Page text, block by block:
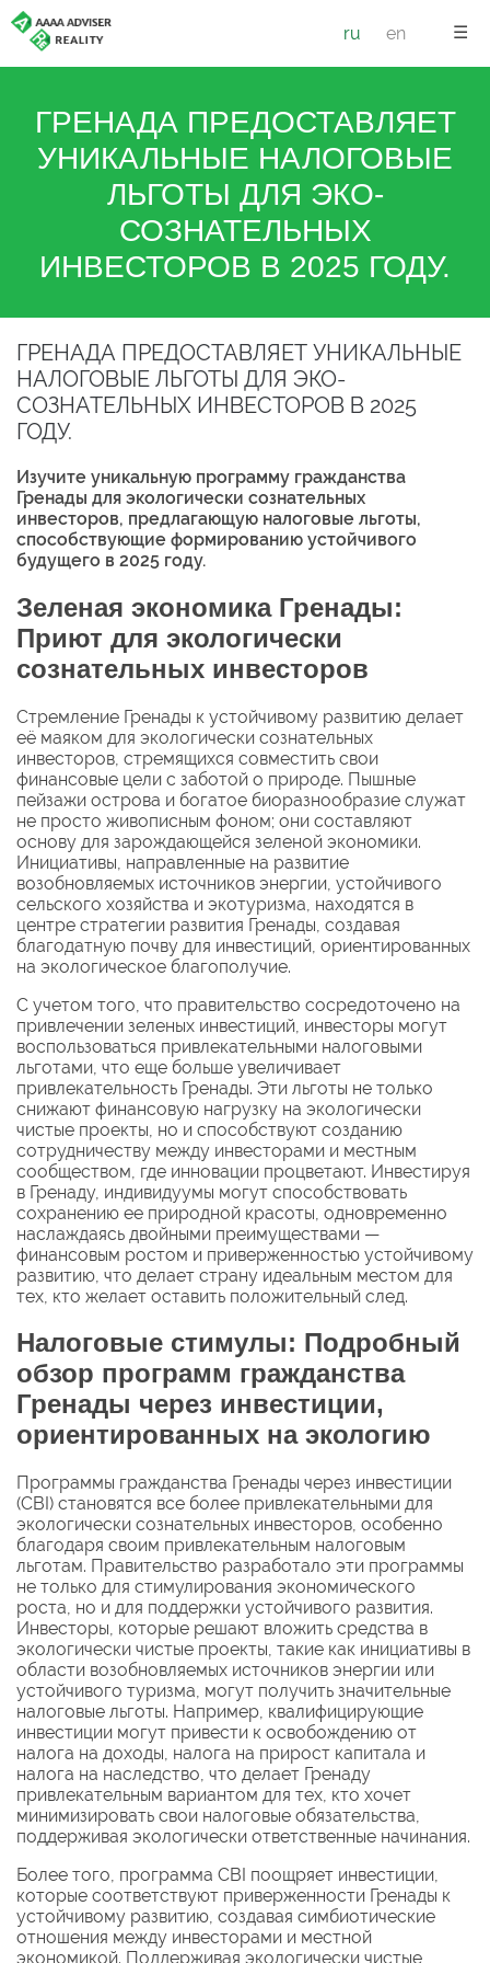
☰
ru en
ГРЕНАДА ПРЕДОСТАВЛЯЕТ
УНИКАЛЬНЫЕ НАЛОГОВЫЕ
ЛЬГОТЫ ДЛЯ ЭКО-
СОЗНАТЕЛЬНЫХ
ИНВЕСТОРОВ В 2025 ГОДУ.
ГРЕНАДА ПРЕДОСТАВЛЯЕТ УНИКАЛЬНЫЕ
НАЛОГОВЫЕ ЛЬГОТЫ ДЛЯ ЭКО-
СОЗНАТЕЛЬНЫХ ИНВЕСТОРОВ В 2025
ГОДУ.
Изучите уникальную программу гражданства
Гренады для экологически сознательных
инвесторов, предлагающую налоговые льготы,
способствующие формированию устойчивого
будущего в 2025 году.
Зеленая экономика Гренады:
Приют для экологически
сознательных инвесторов
Стремление Гренады к устойчивому развитию делает
её маяком для экологически сознательных
инвесторов, стремящихся совместить свои
финансовые цели с заботой о природе. Пышные
пейзажи острова и богатое биоразнообразие служат
не просто живописным фоном; они составляют
основу для зарождающейся зеленой экономики.
Инициативы, направленные на развитие
возобновляемых источников энергии, устойчивого
сельского хозяйства и экотуризма, находятся в
центре стратегии развития Гренады, создавая
благодатную почву для инвестиций, ориентированных
на экологическое благополучие.
С учетом того, что правительство сосредоточено на
привлечении зеленых инвестиций, инвесторы могут
воспользоваться привлекательными налоговыми
льготами, что еще больше увеличивает
привлекательность Гренады. Эти льготы не только
снижают финансовую нагрузку на экологически
чистые проекты, но и способствуют созданию
сотрудничеству между инвесторами и местным
сообществом, где инновации процветают. Инвестируя
в Гренаду, индивидуумы могут способствовать
сохранению ее природной красоты, одновременно
наслаждаясь двойными преимуществами —
финансовым ростом и приверженностью устойчивому
развитию, что делает страну идеальным местом для
тех, кто желает оставить положительный след.
Налоговые стимулы: Подробный
обзор программ гражданства
Гренады через инвестиции,
ориентированных на экологию
Программы гражданства Гренады через инвестиции
(CBI) становятся все более привлекательными для
экологически сознательных инвесторов, особенно
благодаря своим привлекательным налоговым
льготам. Правительство разработало эти программы
не только для стимулирования экономического
роста, но и для поддержки устойчивого развития.
Инвесторы, которые решают вложить средства в
экологически чистые проекты, такие как инициативы в
области возобновляемых источников энергии или
устойчивого туризма, могут получить значительные
налоговые льготы. Например, квалифицирующие
инвестиции могут привести к освобождению от
налога на доходы, налога на прирост капитала и
налога на наследство, что делает Гренаду
привлекательным вариантом для тех, кто хочет
минимизировать свои налоговые обязательства,
поддерживая экологически ответственные начинания.
Более того, программа CBI поощряет инвестиции,
которые соответствуют приверженности Гренады к
устойчивому развитию, создавая симбиотические
отношения между инвесторами и местной
экономикой. Поддерживая экологически чистые